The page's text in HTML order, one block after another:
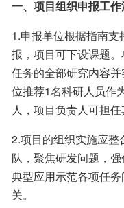
一、项目组织申报工
1.申报单位根据指南
报，项目可下设课题
任务的全部研究内容
位推荐1名科研人员作
人，项目负责人可担任
2.项目的组织实施应
队，聚焦研发问题，
典型应用示范各项任
关。